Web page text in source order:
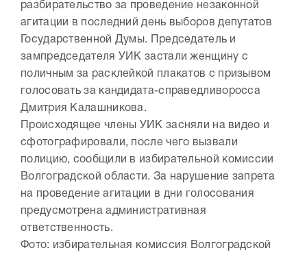
разбирательство за проведение незаконной
агитации в последний день выборов депутатов
Государственной Думы. Председатель и
зампредседателя УИК застали женщину с
поличным за расклейкой плакатов с призывом
голосовать за кандидата-справедливоросса
Дмитрия Калашникова.
Происходящее члены УИК засняли на видео и
сфотографировали, после чего вызвали
полицию, сообщили в избирательной комиссии
Волгоградской области. За нарушение запрета
на проведение агитации в дни голосования
предусмотрена административная
ответственность.
Фото: избирательная комиссия Волгоградской